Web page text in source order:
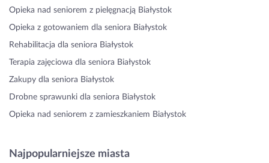
Opieka nad seniorem z pielęgnacją Białystok
Opieka z gotowaniem dla seniora Białystok
Rehabilitacja dla seniora Białystok
Terapia zajęciowa dla seniora Białystok
Zakupy dla seniora Białystok
Drobne sprawunki dla seniora Białystok
Opieka nad seniorem z zamieszkaniem Białystok
Najpopularniejsze miasta